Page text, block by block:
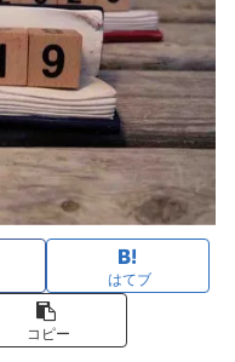
はてブ
コピー